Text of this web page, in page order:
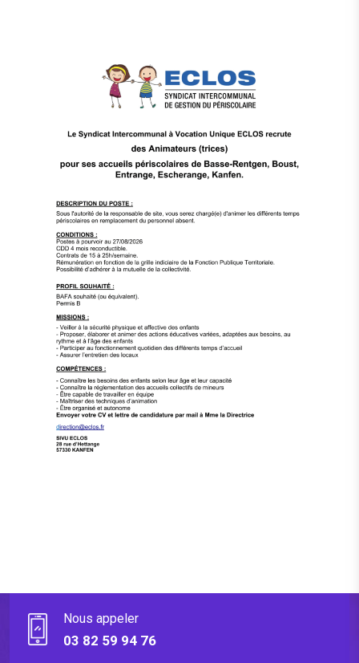
Nous appeler
03 82 59 94 76